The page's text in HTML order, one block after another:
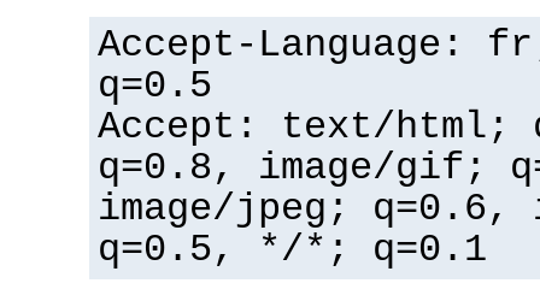
Accept-Language:
q=0.5
Accept: text/html;
q=0.8, image/gif;
image/jpeg; q=0.6,
q=0.5, */*; q=0.1